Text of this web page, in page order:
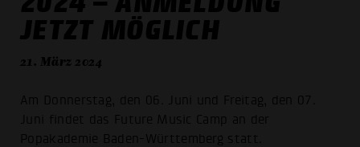
JETZT MÖGLICH
21. März 2024
Am Donnerstag, den 06. Juni und Freitag, den 07.
Juni findet das Future Music Camp an der
Popakademie Baden-Württemberg statt.